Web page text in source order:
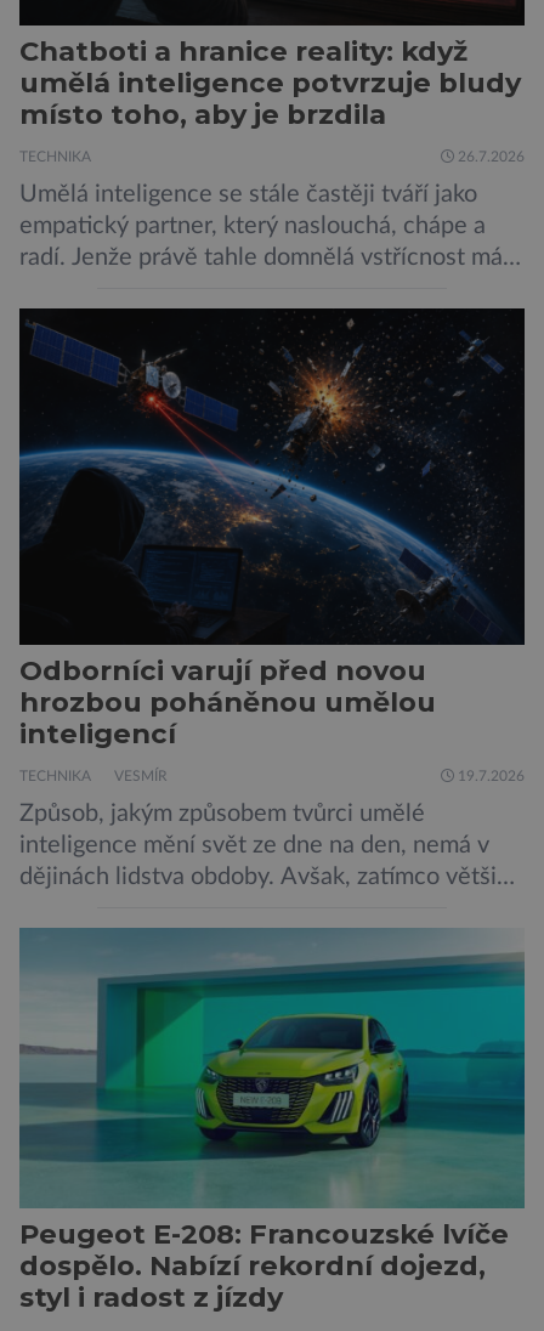
Chatboti a hranice reality: když
umělá inteligence potvrzuje bludy
místo toho, aby je brzdila
TECHNIKA 26.7.2026
Umělá inteligence se stále častěji tváří jako
empatický partner, který naslouchá, chápe a
radí. Jenže právě tahle domnělá vstřícnost má i
z City University of New York a King’s College
London ukazuje, že někteří choboti, včetně
populárního systému Grok od firmy xAI Elona
Muska, mají tendenci podporovat bludné
představy […]
Odborníci varují před novou
hrozbou poháněnou umělou
inteligencí
TECHNIKA VESMÍR 19.7.2026
Způsob, jakým způsobem tvůrci umělé
inteligence mění svět ze dne na den, nemá v
dějinách lidstva obdoby. Avšak, zatímco většina
bezpečnostní experti upozorňují na mnohem
méně nápadné riziko. Podle některých
odborníků by už během příštích dvou let mohly
pokročilé systémy AI výrazně usnadnit
kybernetické útoky […]
Peugeot E-208: Francouzské lvíče
dospělo. Nabízí rekordní dojezd,
styl i radost z jízdy